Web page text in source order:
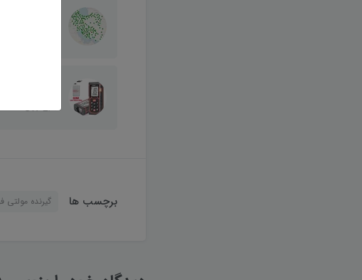
SW-E60
برچسب ها گیرنده مولتی